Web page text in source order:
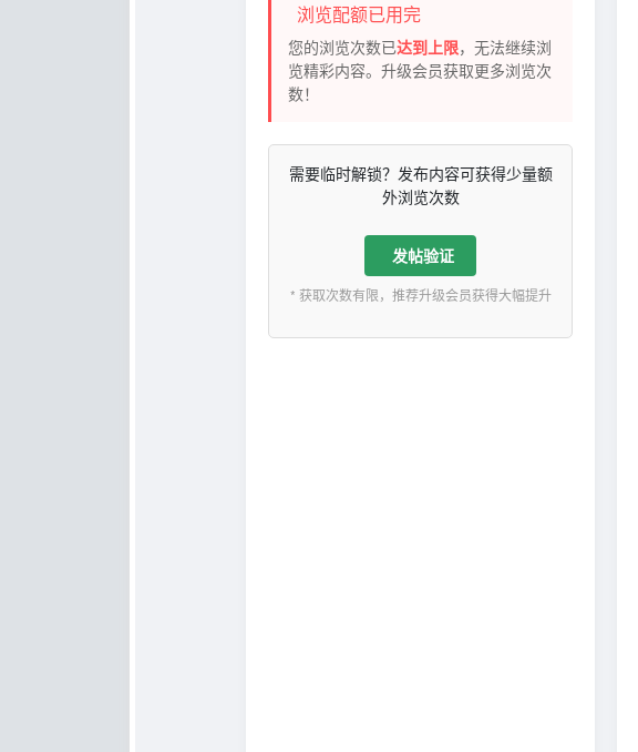
浏览配额已用完
您的浏览次数已达到上限，无法继续浏
览精彩内容。升级会员获取更多浏览次
数！
需要临时解锁？发布内容可获得少量额
外浏览次数
发帖验证
* 获取次数有限，推荐升级会员获得大幅提升